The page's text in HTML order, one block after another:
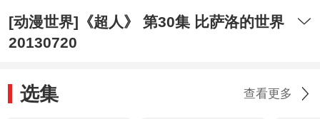
[动漫世界]《超人》 第30集 比萨洛的世界
20130720
选集 查看更多